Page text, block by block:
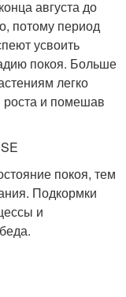
августа до
потому период
усвоить
покоя. Больше
легко
роста и помешав
покоя, тем
Подкормки
и